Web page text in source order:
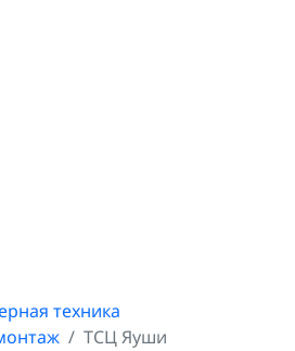
техника
ТСЦ Яуши